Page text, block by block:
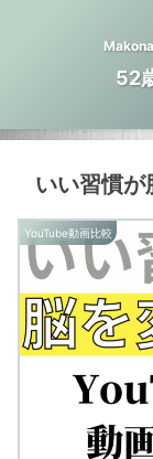
52
いい習慣
YouTube動画比較